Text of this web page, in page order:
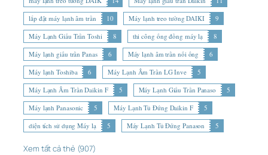
lắp đặt máy lạnh âm trần
10 Máy lạnh treo tường DAIKI
9
Máy Lạnh Giấu Trần Toshi
8 thi công ống đồng máy lạ
8
Máy lạnh giấu trần Panas
6 Máy lạnh âm trần nối ống
6
Máy lạnh Toshiba
6 Máy Lạnh Âm Trần LG Inve
5
Máy Lạnh Âm Trần Daikin F
5 Máy Lạnh Giấu Trần Panaso
5
Máy lạnh Panasonic
5 Máy Lạnh Tủ Đứng Daikin F
5
diện tích sử dụng Máy lạ
5 Máy Lạnh Tủ Đứng Panason 5
Xem tất cả thẻ (907)